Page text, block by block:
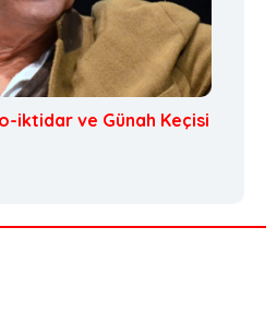
iktidar ve Günah Keçisi